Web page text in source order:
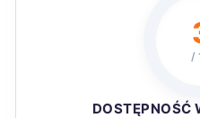
/
DOSTĘPNOŚĆ